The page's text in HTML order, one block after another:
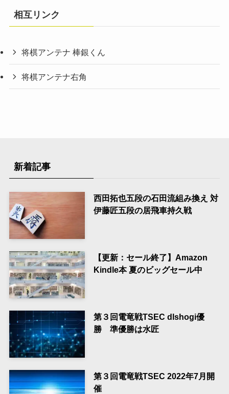
相互リンク
将棋アンテナ 棒銀くん
将棋アンテナ右角
新着記事
西田拓也五段の石田流組み換え 対
伊藤匠五段の居飛車持久戦
【更新：セール終了】Amazon
Kindle本 夏のビッグセール中
第３回電竜戦TSEC dlshogi優
勝 準優勝は水匠
第３回電竜戦TSEC 2022年7月開
催